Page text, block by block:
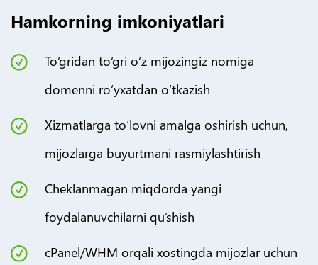
Hamkorning imkoniyatlari
To‘gridan to‘gri o‘z mijozingiz nomiga
domenni ro‘yxatdan o‘tkazish
Xizmatlarga to‘lovni amalga oshirish uchun,
mijozlarga buyurtmani rasmiylashtirish
Cheklanmagan miqdorda yangi
foydalanuvchilarni qu’shish
cPanel/WHM orqali xostingda mijozlar uchun